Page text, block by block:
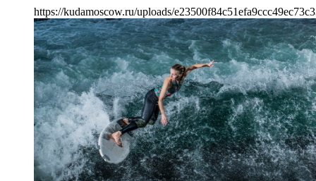
https://kudamoscow.ru/uploads/